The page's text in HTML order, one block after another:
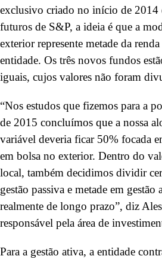
exclusivo criado no início de 2014
futuros de S&P, a ideia é que a
exterior represente metade da
entidade. Os três novos fundos
iguais, cujos valores não foram
“Nos estudos que fizemos para a
de 2015 concluímos que a nossa
variável deveria ficar 50% focada
em bolsa no exterior. Dentro do
local, também decidimos dividir
gestão passiva e metade em
realmente de longo prazo”, diz
responsável pela área de
Para a gestão ativa, a entidade